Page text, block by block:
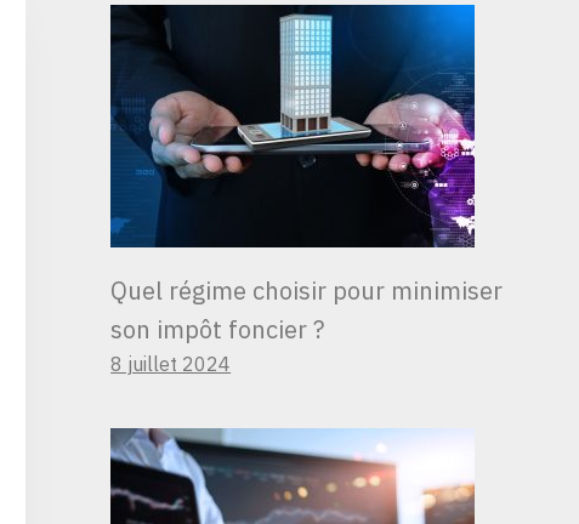
Quel régime choisir pour minimiser
son impôt foncier ?
8 juillet 2024